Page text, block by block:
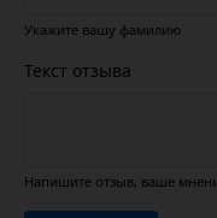
Укажите вашу фамилию
Текст отзыва
Напишите отзыв, ваше